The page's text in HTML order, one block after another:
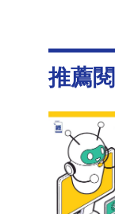
推薦